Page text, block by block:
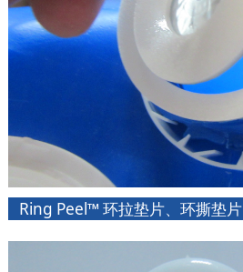
Ring Peel™ 环拉垫片、环撕垫片